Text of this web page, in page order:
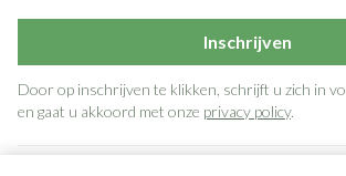
Inschrijven
Door op inschrijven te klikken, schrijft u zich in
en gaat u akkoord met onze privacy policy.